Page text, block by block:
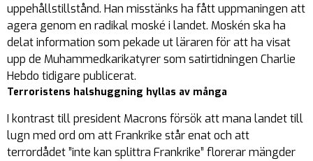
uppehållstillstånd. Han misstänks ha fått uppmaningen att
agera genom en radikal moské i landet. Moskén ska ha
delat information som pekade ut läraren för att ha visat
upp de Muhammedkarikatyrer som satirtidningen Charlie
Hebdo tidigare publicerat.
Terroristens halshuggning hyllas av många
I kontrast till president Macrons försök att mana landet till
lugn med ord om att Frankrike står enat och att
terrordådet ”inte kan splittra Frankrike” florerar mängder